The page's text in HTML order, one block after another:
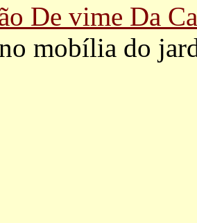
De vime Da
mobília do